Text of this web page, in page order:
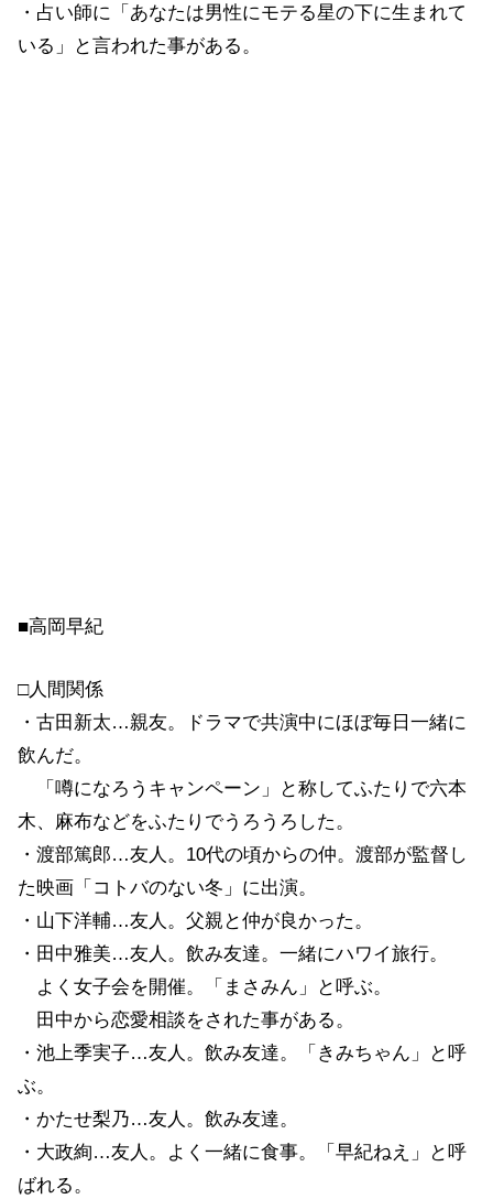
・占い師に「あなたは男性にモテる星の下に生まれて
いる」と言われた事がある。
■高岡早紀
□人間関係
・古田新太…親友。ドラマで共演中にほぼ毎日一緒に
飲んだ。
「噂になろうキャンペーン」と称してふたりで六本
木、麻布などをふたりでうろうろした。
・渡部篤郎…友人。10代の頃からの仲。渡部が監督し
た映画「コトバのない冬」に出演。
・山下洋輔…友人。父親と仲が良かった。
・田中雅美…友人。飲み友達。一緒にハワイ旅行。
よく女子会を開催。「まさみん」と呼ぶ。
田中から恋愛相談をされた事がある。
・池上季実子…友人。飲み友達。「きみちゃん」と呼
ぶ。
・かたせ梨乃…友人。飲み友達。
・大政絢…友人。よく一緒に食事。「早紀ねえ」と呼
ばれる。